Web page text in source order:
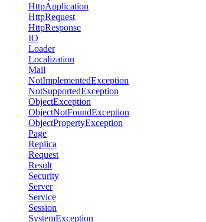
HttpApplication
HttpRequest
HttpResponse
IO
Loader
Localization
Mail
NotImplementedException
NotSupportedException
ObjectException
ObjectNotFoundException
ObjectPropertyException
Page
Replica
Request
Result
Security
Server
Service
Session
SystemException